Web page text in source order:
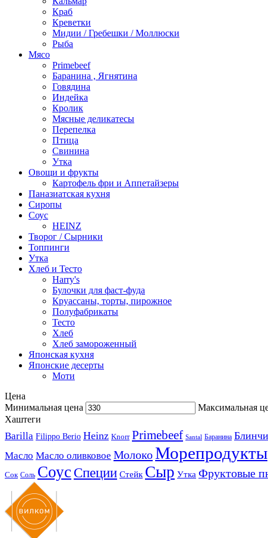
Краб
Креветки
Мидии / Гребешки / Моллюски
Рыба
Мясо
Primebeef
Баранина , Ягнятина
Говядина
Индейка
Кролик
Мясные деликатесы
Перепелка
Птица
Свинина
Утка
Овощи и фрукты
Картофель фри и Аппетайзеры
Паназиатская кухня​
Сиропы
Соус
HEINZ
Творог / Сырники
Топпинги
Утка
Хлеб и Тесто
Harry's
Булочки для фаст-фуда
Круассаны, торты, пирожное
Полуфабрикаты
Тесто
Хлеб
Хлеб замороженный
Японская кухня
Японские десерты
Моти
Цена
Минимальная цена
Максимальная
Хаштеги
Barilla Filippo Berio Heinz Knorr Primebeef Santal Баранина
Масло Масло оливковое МолокоМорепродукты
Сок Соль Соус Специи Стейк Сыр Утка Фруктовые